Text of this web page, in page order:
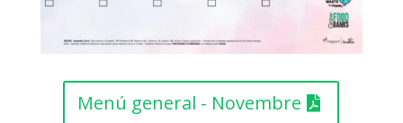
Menú general - Novembre